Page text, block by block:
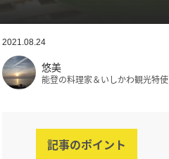
2021.08.24
悠美
能登の料理家＆いしかわ観光特使
記事のポイント